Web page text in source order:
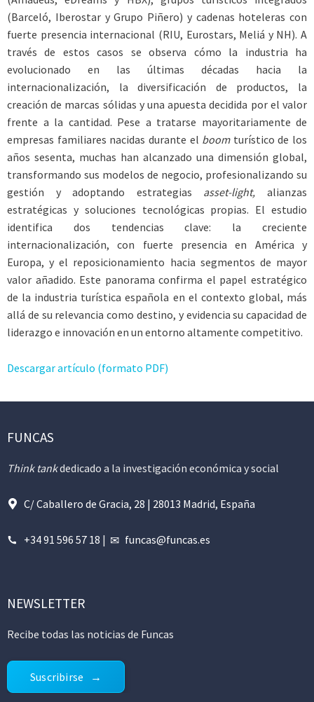
(Barceló, Iberostar y Grupo Piñero) y cadenas hoteleras con
fuerte presencia internacional (RIU, Eurostars, Meliá y NH). A
través de estos casos se observa cómo la industria ha
evolucionado en las últimas décadas hacia la
internacionalización, la diversificación de productos, la
creación de marcas sólidas y una apuesta decidida por el valor
frente a la cantidad. Pese a tratarse mayoritariamente de
empresas familiares nacidas durante el boom turístico de los
años sesenta, muchas han alcanzado una dimensión global,
transformando sus modelos de negocio, profesionalizando su
gestión y adoptando estrategias asset-light, alianzas
estratégicas y soluciones tecnológicas propias. El estudio
identifica dos tendencias clave: la creciente
internacionalización, con fuerte presencia en América y
Europa, y el reposicionamiento hacia segmentos de mayor
valor añadido. Este panorama confirma el papel estratégico
de la industria turística española en el contexto global, más
allá de su relevancia como destino, y evidencia su capacidad de
liderazgo e innovación en un entorno altamente competitivo.
Descargar artículo (formato PDF)
FUNCAS
Think tankdedicado a la investigación económica y social
C/ Caballero de Gracia, 28 | 28013 Madrid, España
+34 91 596 57 18 | funcas@funcas.es
NEWSLETTER
Recibe todas las noticias de Funcas
Suscribirse